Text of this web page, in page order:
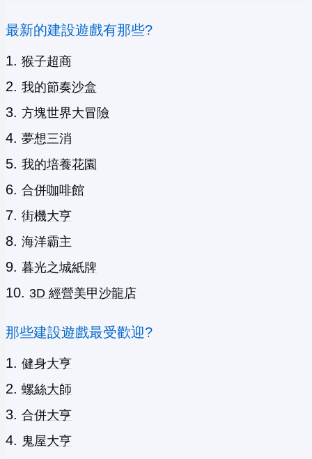
最新的建設遊戲有那些?
猴子超商
我的節奏沙盒
方塊世界大冒險
夢想三消
我的培養花園
合併咖啡館
街機大亨
海洋霸主
暮光之城紙牌
3D 經營美甲沙龍店
那些建設遊戲最受歡迎?
健身大亨
螺絲大師
合併大亨
鬼屋大亨